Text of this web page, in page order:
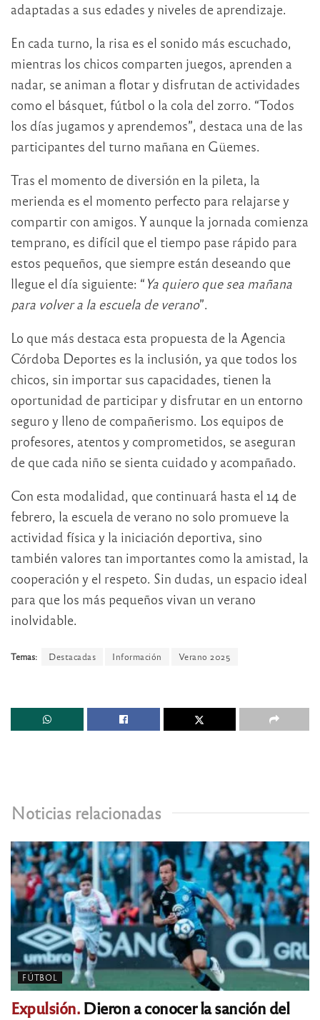
adaptadas a sus edades y niveles de aprendizaje.
En cada turno, la risa es el sonido más escuchado,
mientras los chicos comparten juegos, aprenden a
nadar, se animan a flotar y disfrutan de actividades
como el básquet, fútbol o la cola del zorro. “Todos
los días jugamos y aprendemos”, destaca una de las
participantes del turno mañana en Güemes.
Tras el momento de diversión en la pileta, la
merienda es el momento perfecto para relajarse y
compartir con amigos. Y aunque la jornada comienza
temprano, es difícil que el tiempo pase rápido para
estos pequeños, que siempre están deseando que
llegue el día siguiente: “ Ya quiero que sea mañana
para volver a la escuela de verano”.
Lo que más destaca esta propuesta de la Agencia
Córdoba Deportes es la inclusión, ya que todos los
chicos, sin importar sus capacidades, tienen la
oportunidad de participar y disfrutar en un entorno
seguro y lleno de compañerismo. Los equipos de
profesores, atentos y comprometidos, se aseguran
de que cada niño se sienta cuidado y acompañado.
Con esta modalidad, que continuará hasta el 14 de
febrero, la escuela de verano no solo promueve la
actividad física y la iniciación deportiva, sino
también valores tan importantes como la amistad, la
cooperación y el respeto. Sin dudas, un espacio ideal
para que los más pequeños vivan un verano
inolvidable.
Temas: Destacadas Información Verano 2025
Noticias relacionadas
FÚTBOL
Expulsión.Dieron a conocer la sanción del